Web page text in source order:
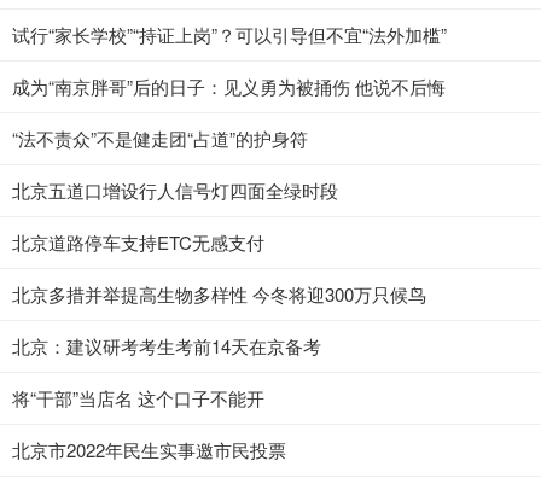
试行“家长学校”“持证上岗”？可以引导但不宜“法外加槛”
成为“南京胖哥”后的日子：见义勇为被捅伤 他说不后悔
“法不责众”不是健走团“占道”的护身符
北京五道口增设行人信号灯四面全绿时段
北京道路停车支持ETC无感支付
北京多措并举提高生物多样性 今冬将迎300万只候鸟
北京：建议研考考生考前14天在京备考
将“干部”当店名 这个口子不能开
北京市2022年民生实事邀市民投票